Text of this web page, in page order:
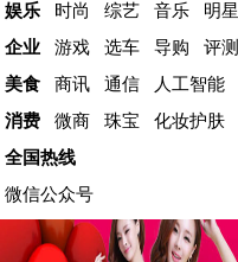
娱乐
时尚 综艺 音乐 明星
企业
游戏 选车 导购 评测
美食
商讯 通信 人工智能
消费
微商 珠宝 化妆护肤
全国热线
微信公众号